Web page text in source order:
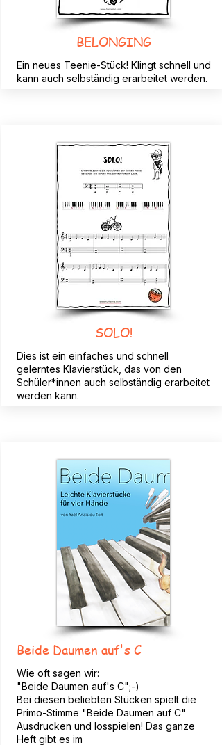
BELONGING
Ein neues Teenie-Stück! Klingt schnell und
kann auch selbständig erarbeitet werden.
SOLO!
Dies ist ein einfaches und schnell
gelerntes Klavierstück, das von den
Schüler*innen auch selbständig erarbeitet
werden kann.
Beide Daumen auf's C
Wie oft sagen wir:
"Beide Daumen auf's C";-)
Bei diesen beliebten Stücken spielt die
Primo-Stimme "Beide Daumen auf C"
Ausdrucken und losspielen! Das ganze
Heft gibt es im